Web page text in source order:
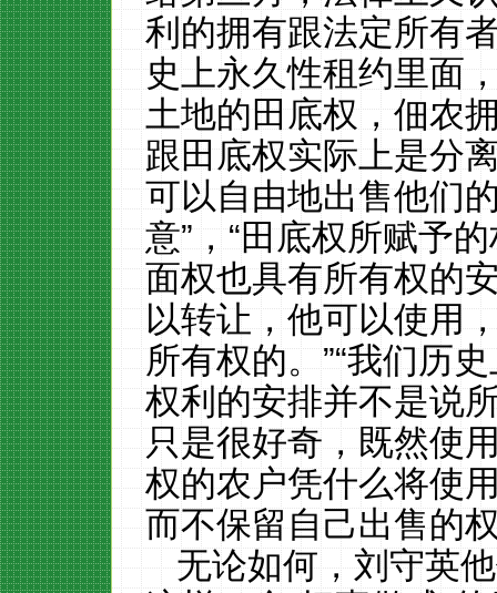
利的拥有跟法定所有
史上永久性租约里面
土地的田底权，佃农
跟田底权实际上是分
可以自由地出售他们
意”，“田底权所赋予
面权也具有所有权的
以转让，他可以使用
所有权的。”“我们历
权利的安排并不是说
只是很好奇，既然使
权的农户凭什么将使
而不保留自己出售的
无论如何，刘守英